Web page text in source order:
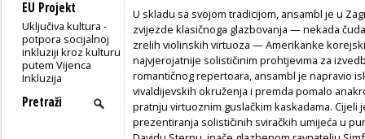
EU Projekt
Uključiva kultura -
potpora socijalnoj
inkluziji kroz kulturu
putem Vijenca
Inkluzija
U skladu sa svojom tradicijom, ansambl je u
zvijezde klasičnoga glazbovanja — nekada
zrelih violinskih virtuoza — Amerikanke
najvjerojatnije solističinim prohtjevima za
romantičnog repertoara, ansambl je napravio
vivaldijevskih okruženja i premda pomalo
pratnju virtuoznim guslačkim kaskadama.
prezentiranja solističinih sviračkih umijeća u